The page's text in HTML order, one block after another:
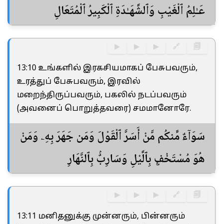
عَـٰلِمُ ٱلْغَيْبِ وَٱلشَّهَـٰدَةِ ٱلْكَبِيرُ ٱلْمُتَعَالِ
▶ ▶ ▶ 🔗 🗐
13:10 உங்களில் இரகசியமாகப் பேசுபவரும்,
உரத்துப் பேசுபவரும், இரவில்
மறைந்திருப்பவரும், பகலில் நடப்பவரும்
(அவனைப் பொறுத்தவரை) சமமானோரே.
سَوَآءٌ مِّنكُم مَّنْ أَسَرَّ ٱلْقَوْلَ وَمَن جَهَرَ بِهِۦ وَمَنْ
هُوَ مُسْتَخْفٍۭ بِٱلَّيْلِ وَسَارِبٌۢ بِٱلنَّهَارِ
▶ ▶ ▶ 🔗 🗐
13:11 மனிதனுக்கு முன்னரும், பின்னரும்